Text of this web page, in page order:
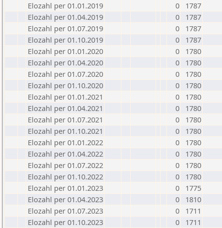
Elozahl per 01.01.2019
0
1787
Elozahl per 01.04.2019
0
1787
Elozahl per 01.07.2019
0
1787
Elozahl per 01.10.2019
0
1787
Elozahl per 01.01.2020
0
1780
Elozahl per 01.04.2020
0
1780
Elozahl per 01.07.2020
0
1780
Elozahl per 01.10.2020
0
1780
Elozahl per 01.01.2021
0
1780
Elozahl per 01.04.2021
0
1780
Elozahl per 01.07.2021
0
1780
Elozahl per 01.10.2021
0
1780
Elozahl per 01.01.2022
0
1780
Elozahl per 01.04.2022
0
1780
Elozahl per 01.07.2022
0
1780
Elozahl per 01.10.2022
0
1780
Elozahl per 01.01.2023
0
1775
Elozahl per 01.04.2023
0
1810
Elozahl per 01.07.2023
0
1711
Elozahl per 01.10.2023
0
1711